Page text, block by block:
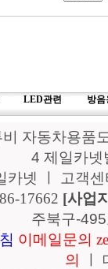
LED관련 방음
자동차용품
4 제일카
카넷 ㅣ 고객
17662 [사업
주북구-
이메일문의
의